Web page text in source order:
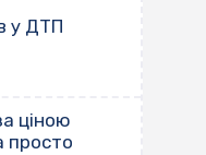
у ДТП
ціною
просто